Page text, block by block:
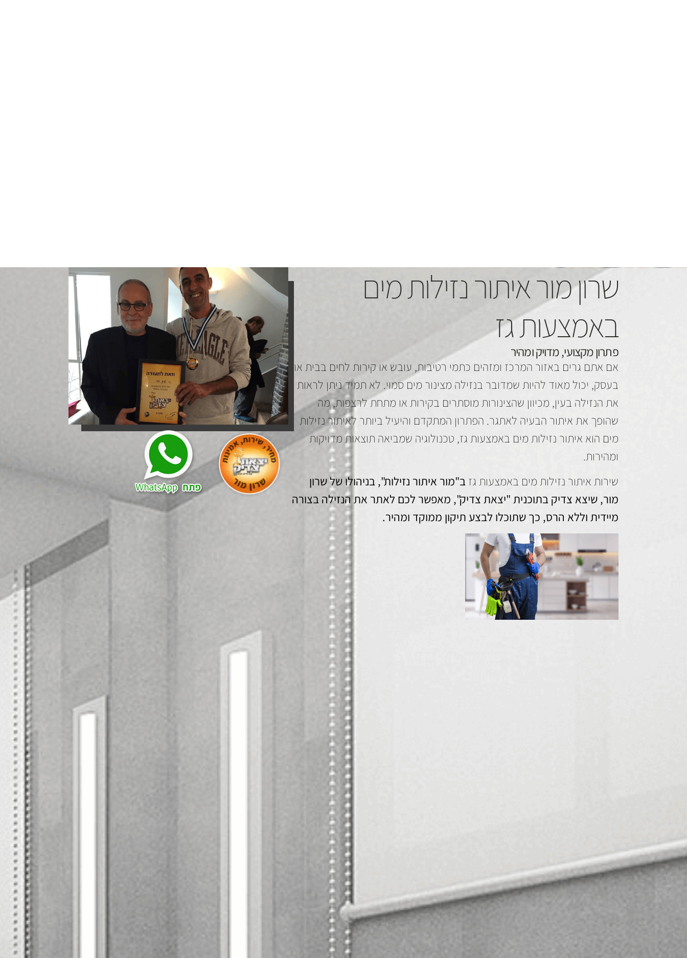
שרון מור איתור נזילות מים
באמצעות גז
פתרון מקצועי, מדויק ומהיר
אם אתם גרים באזור המרכז ומזהים כתמי רטיבות, עובש או קירות לחים בבית או
בעסק, יכול מאוד להיות שמדובר בנזילה מצינור מים סמוי. לא תמיד ניתן לראות
את הנזילה בעין, מכיוון שהצינורות מוסתרים בקירות או מתחת לרצפות, מה
שהופך את איתור הבעיה לאתגר. הפתרון המתקדם והיעיל ביותר לאיתור נזילות
מים הוא איתור נזילות מים באמצעות גז, טכנולוגיה שמביאה תוצאות מדויקות
ומהירות.
שירות איתור נזילות מים באמצעות גז ב"מור איתור נזילות", בניהולו של שרון
מור, שיצא צדיק בתוכנית "יצאת צדיק", מאפשר לכם לאתר את הנזילה בצורה
מיידית וללא הרס, כך שתוכלו לבצע תיקון ממוקד ומהיר.